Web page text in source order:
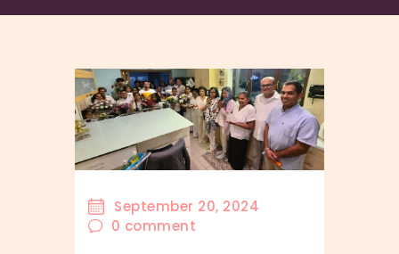
DHAMMA CLASSES
CONTACT US
September 20, 2024
0 comment